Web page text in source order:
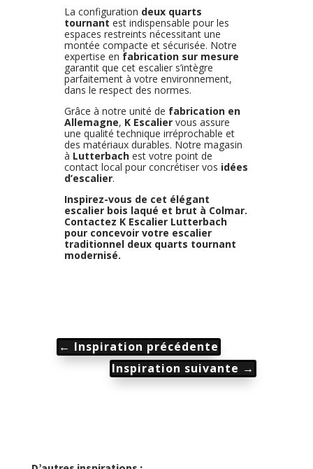
La configuration deux quarts
tournant est indispensable pour les
espaces restreints nécessitant une
montée compacte et sécurisée. Notre
expertise en fabrication sur mesure
garantit que cet escalier s’intègre
parfaitement à votre environnement,
dans le respect des normes.
Grâce à notre unité de fabrication en
Allemagne, K Escalier vous assure
une qualité technique irréprochable et
des matériaux durables. Notre magasin
à Lutterbach est votre point de
contact local pour concrétiser vos idées
d’escalier.
Inspirez-vous de cet élégant
escalier bois laqué et brut à Colmar.
Contactez K Escalier Lutterbach
pour concevoir votre escalier
traditionnel deux quarts tournant
modernisé.
← Inspiration précédente
Inspiration suivante →